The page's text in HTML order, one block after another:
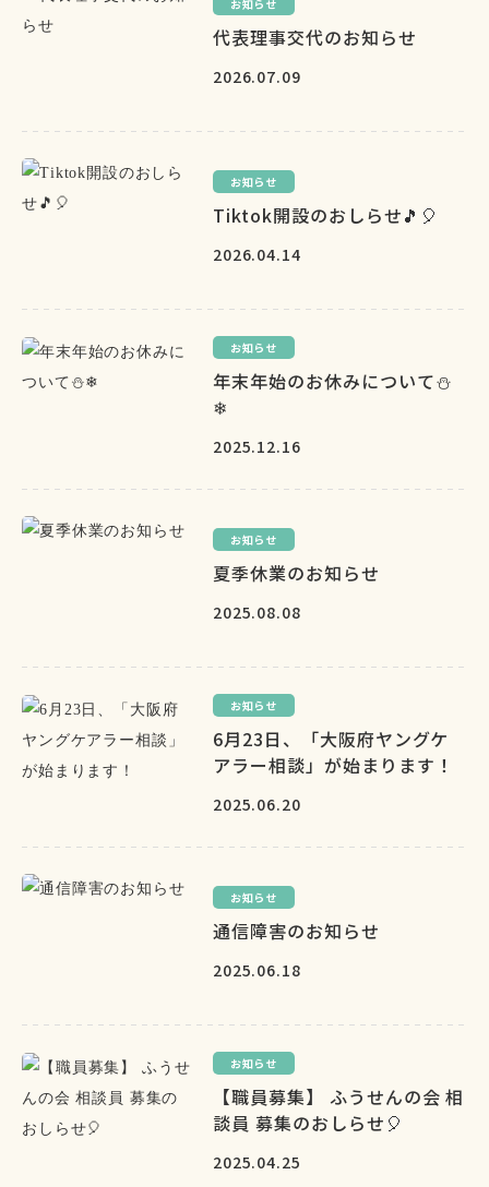
お知らせ
代表理事交代のお知らせ
2026.07.09
お知らせ
Tiktok開設のおしらせ🎵🎈
2026.04.14
お知らせ
年末年始のお休みについて⛄
❄
2025.12.16
お知らせ
夏季休業のお知らせ
2025.08.08
お知らせ
6月23日、「大阪府ヤングケ
アラー相談」が始まります！
2025.06.20
お知らせ
通信障害のお知らせ
2025.06.18
お知らせ
【職員募集】 ふうせんの会 相
談員 募集のおしらせ🎈
2025.04.25